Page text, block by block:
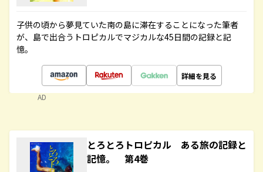
子供の頃から夢見ていた南の島に滞在することになった筆者
が、島で出合うトロピカルでマジカルな45日間の記録と記
憶。
詳細を見る
AD
とろとろトロピカル ある旅の記録と
記憶。 第4巻